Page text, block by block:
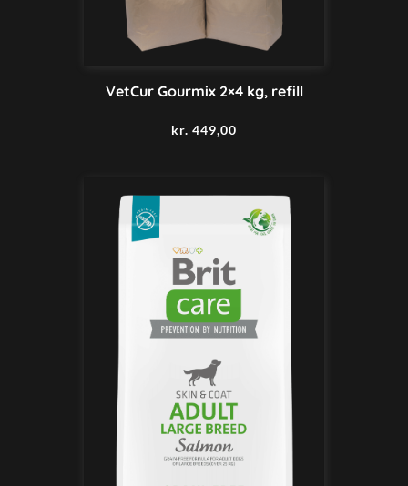
VetCur Gourmix 2×4 kg, refill
kr. 449,00